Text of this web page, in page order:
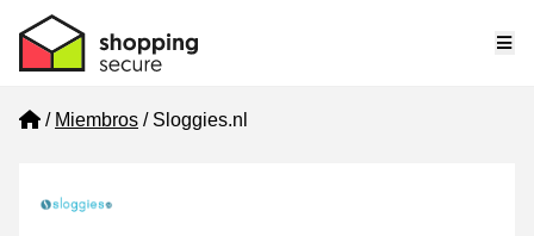
Home
Miembros Sloggies.nl